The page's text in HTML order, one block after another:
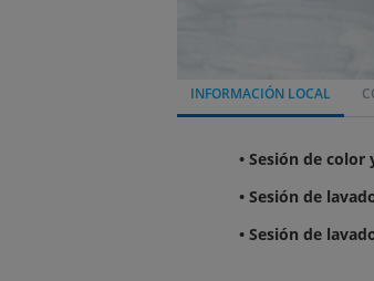
INFORMACIÓN LOCAL
• Sesión de
• Sesión de
• Sesión de